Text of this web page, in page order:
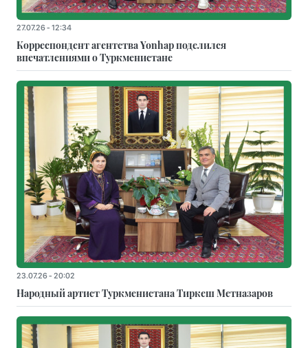
27.07.26 - 12:34
Корреспондент агентства Yonhap поделился
впечатлениями о Туркменистане
23.07.26 - 20:02
Народный артист Туркменистана Тиркеш Мeтназаров